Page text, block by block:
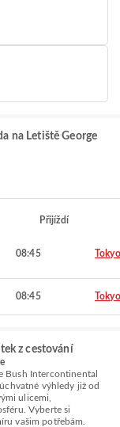
na Letiště George
Přijíždí
08:45 Tokyo
08:45 Tokyo
z cestování
Bush Intercontinental
výhledy již od
ulicemi,
Vyberte si
vašim potřebám.